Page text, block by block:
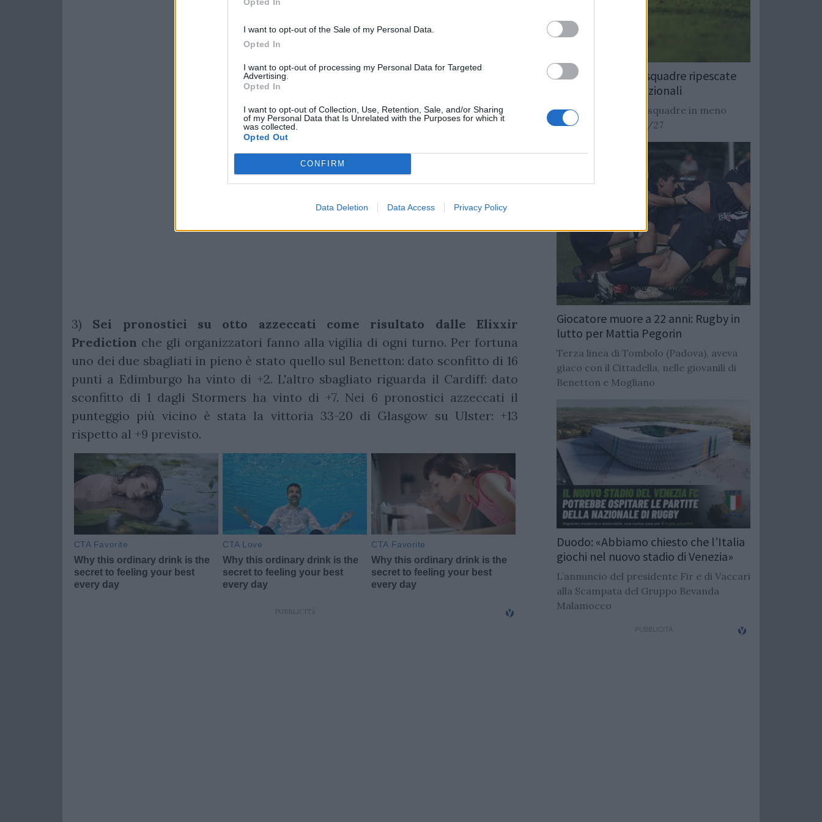
I want to opt-out of the Sale of my Personal Data.
Opted In
I want to opt-out of processing my Personal Data for Targeted
Advertising.
Opted In
I want to opt-out of Collection, Use, Retention, Sale, and/or Sharing
of my Personal Data that Is Unrelated with the Purposes for which it
was collected.
Opted Out
CONFIRM
Data Deletion Data Access Privacy Policy
3) Sei pronostici su otto azzeccati come risultato dalle Elixxir
Prediction che gli organizzatori fanno alla vigilia di ogni turno. Per fortuna
uno dei due sbagliati in pieno è stato quello sul Benetton: dato sconfitto di 16
punti a Edimburgo ha vinto di +2. L'altro sbagliato riguarda il Cardiff: dato
sconfitto di 1 dagli Stormers ha vinto di +7. Nei 6 pronostici azzeccati il
punteggio più vicino è stata la vittoria 33-20 di Glasgow su Ulster: +13
rispetto al +9 previsto.
Rugby: Record di squadre ripescate
nei campionati nazionali
Si stimano oltre 20 squadre in meno
dalla stagione 2026/27
Giocatore muore a 22 anni: Rugby in
lutto per Mattia Pegorin
Terza linea di Tombolo (Padova), aveva
giaco con il Cittadella, nelle giovanili di
Benetton e Mogliano
Duodo: «Abbiamo chiesto che l’Italia
giochi nel nuovo stadio di Venezia»
L’annuncio del presidente Fir e di Vaccari
alla Scampata del Gruppo Bevanda
Malamocco